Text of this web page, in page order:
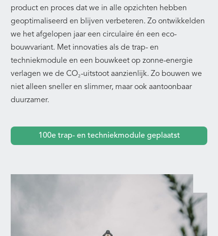
product en proces dat we in alle opzichten hebben
geoptimaliseerd en blijven verbeteren. Zo ontwikkelden
we het afgelopen jaar een circulaire én een eco-
bouwvariant. Met innovaties als de trap- en
techniekmodule en een bouwkeet op zonne-energie
verlagen we de CO₂-uitstoot aanzienlijk. Zo bouwen we
niet alleen sneller en slimmer, maar ook aantoonbaar
duurzamer.
100e trap- en techniekmodule geplaatst